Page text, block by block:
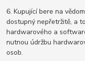
6. Kupující bere na
dostupný nepřetržitě, a
hardwarového a
nutnou údržbu
osob.